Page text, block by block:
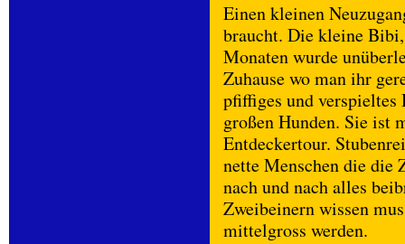
Einen kleinen
braucht. Die kleine
Monaten wurde
Zuhause wo man ihr
pfiffiges und
großen Hunden. Sie ist
Entdeckertour.
nette Menschen die die
nach und nach alles
Zweibeinern wissen
mittelgross werden.